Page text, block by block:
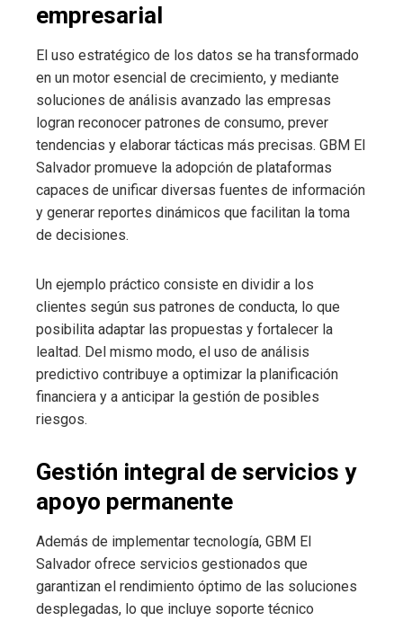
empresarial
El uso estratégico de los datos se ha transformado
en un motor esencial de crecimiento, y mediante
soluciones de análisis avanzado las empresas
logran reconocer patrones de consumo, prever
tendencias y elaborar tácticas más precisas. GBM El
Salvador promueve la adopción de plataformas
capaces de unificar diversas fuentes de información
y generar reportes dinámicos que facilitan la toma
de decisiones.
Un ejemplo práctico consiste en dividir a los
clientes según sus patrones de conducta, lo que
posibilita adaptar las propuestas y fortalecer la
lealtad. Del mismo modo, el uso de análisis
predictivo contribuye a optimizar la planificación
financiera y a anticipar la gestión de posibles
riesgos.
Gestión integral de servicios y
apoyo permanente
Además de implementar tecnología, GBM El
Salvador ofrece servicios gestionados que
garantizan el rendimiento óptimo de las soluciones
desplegadas, lo que incluye soporte técnico